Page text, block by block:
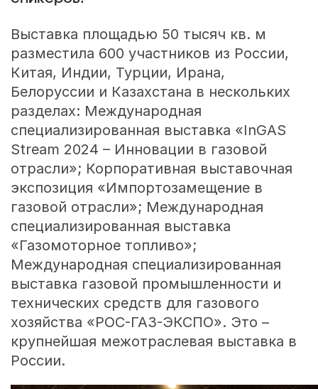
Выставка площадью 50 тысяч кв. м
разместила 600 участников из России,
Китая, Индии, Турции, Ирана,
Белоруссии и Казахстана в нескольких
разделах: Международная
специализированная выставка «InGAS
Stream 2024 – Инновации в газовой
отрасли»; Корпоративная выставочная
экспозиция «Импортозамещение в
газовой отрасли»; Международная
специализированная выставка
«Газомоторное топливо»;
Международная специализированная
выставка газовой промышленности и
технических средств для газового
хозяйства «РОС-ГАЗ-ЭКСПО». Это –
крупнейшая межотраслевая выставка в
России.